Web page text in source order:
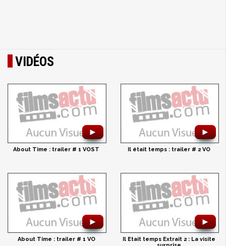
VIDÉOS
►
About Time : trailer # 1 VOST
►
Il était temps : trailer # 2 VO
►
About Time : trailer # 1 VO
►
Il Etait temps Extrait 2 : La visite